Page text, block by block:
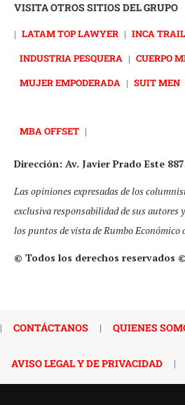
VISITA OTROS SITIOS DEL GRUPO
| LATAM TOP LAWYER | INCA TRAIL
INDUSTRIA PESQUERA | CUERPO
MUJER EMPODERADA | SUIT MEN
MBA OFFSET |
Dirección: Av. Javier Prado Este
Las opiniones expresadas de los
exclusiva responsabilidad de sus autores
los puntos de vista de Rumbo Económico
© Todos los derechos reservados
| CONTÁCTANOS | QUIENES
AVISO LEGAL Y DE PRIVACIDAD |